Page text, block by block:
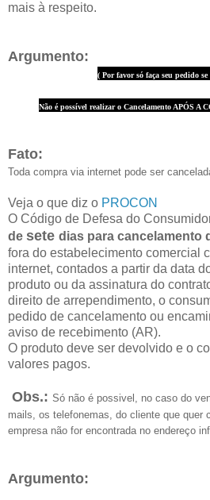
mais à respeito.
Argumento:
( Por favor só faça seu pedido
Não é possível realizar o Cancelamento APÓS A
Fato:
Toda compra via internet pode ser
Veja o que diz o PROCON
O Código de Defesa do
de sete dias para cancelamento
fora do estabelecimento comercial
internet, contados a partir da data
produto ou da assinatura do
direito de arrependimento, o
pedido de cancelamento ou
aviso de recebimento (AR).
O produto deve ser devolvido e o
valores pagos.
Obs.: Só não é possivel, no caso do
mails, os telefonemas, do cliente que quer
empresa não for encontrada no endereço
Argumento: